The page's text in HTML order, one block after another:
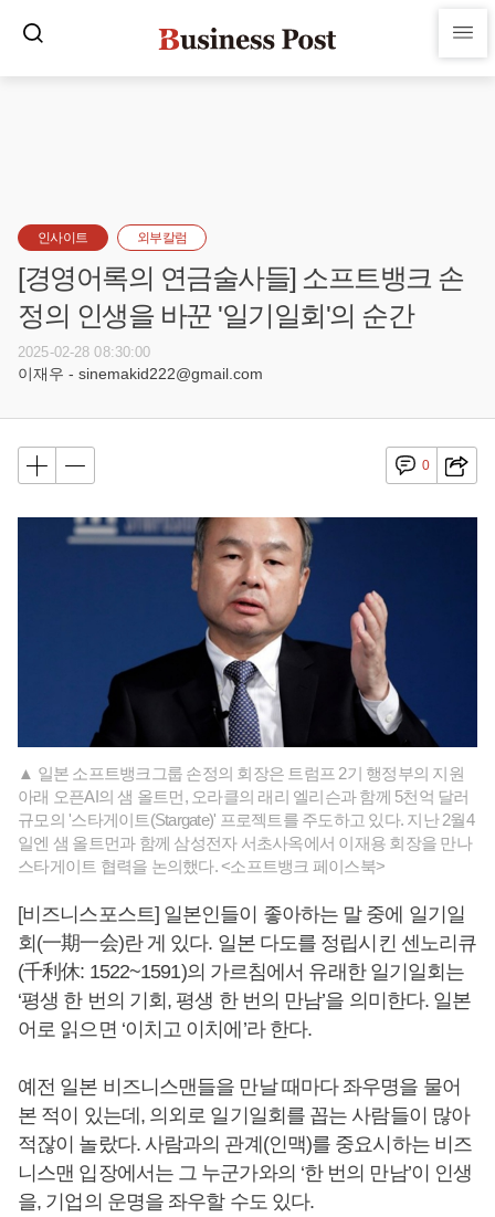
인사이트 외부칼럼
[경영어록의 연금술사들] 소프트뱅크 손
정의 인생을 바꾼 '일기일회'의 순간
2025-02-28 08:30:00
이재우 - sinemakid222@gmail.com
0
▲ 일본 소프트뱅크그룹 손정의 회장은 트럼프 2기 행정부의 지원
아래 오픈AI의 샘 올트먼, 오라클의 래리 엘리슨과 함께 5천억 달러
규모의 '스타게이트(Stargate)' 프로젝트를 주도하고 있다. 지난 2월4
일엔 샘 올트먼과 함께 삼성전자 서초사옥에서 이재용 회장을 만나
스타게이트 협력을 논의했다. <소프트뱅크 페이스북>
[비즈니스포스트] 일본인들이 좋아하는 말 중에 일기일
회(一期一会)란 게 있다. 일본 다도를 정립시킨 센노리큐
(千利休: 1522~1591)의 가르침에서 유래한 일기일회는
‘평생 한 번의 기회, 평생 한 번의 만남’을 의미한다. 일본
어로 읽으면 ‘이치고 이치에’라 한다.
예전 일본 비즈니스맨들을 만날 때마다 좌우명을 물어
본 적이 있는데, 의외로 일기일회를 꼽는 사람들이 많아
적잖이 놀랐다. 사람과의 관계(인맥)를 중요시하는 비즈
니스맨 입장에서는 그 누군가와의 ‘한 번의 만남’이 인생
을, 기업의 운명을 좌우할 수도 있다.